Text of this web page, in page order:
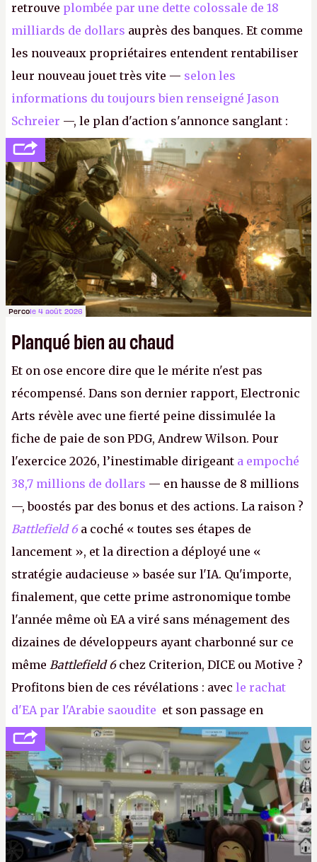
retrouve plombée par une dette colossale de 18
milliards de dollars auprès des banques. Et comme
les nouveaux propriétaires entendent rentabiliser
leur nouveau jouet très vite — selon les
informations du toujours bien renseigné Jason
Schreier —, le plan d'action s'annonce sanglant :
réductions de coûts drastiques, fermetures de
studios et licenciements massifs. En gros, essorer
FCetBattlefield, puis virer le reste.P.
Percole 4 août 2026
Planqué bien au chaud
Et on ose encore dire que le mérite n'est pas
récompensé. Dans son dernier rapport, Electronic
Arts révèle avec une fierté peine dissimulée la
fiche de paie de son PDG, Andrew Wilson. Pour
l'exercice 2026, l’inestimable dirigeant a empoché
38,7 millions de dollars — en hausse de 8 millions
—, boostés par des bonus et des actions. La raison ?
Battlefield 6 a coché « toutes ses étapes de
lancement », et la direction a déployé une «
stratégie audacieuse » basée sur l'IA. Qu'importe,
finalement, que cette prime astronomique tombe
l'année même où EA a viré sans ménagement des
dizaines de développeurs ayant charbonné sur ce
même Battlefield 6chez Criterion, DICE ou Motive ?
Profitons bien de ces révélations : avec le rachat
d'EA par l'Arabie saoudite et son passage en
société privée, l'éditeur n'aura bientôt plus
l'obligation de publier ses bilans. Encore une
victoire pour la transparence.P.